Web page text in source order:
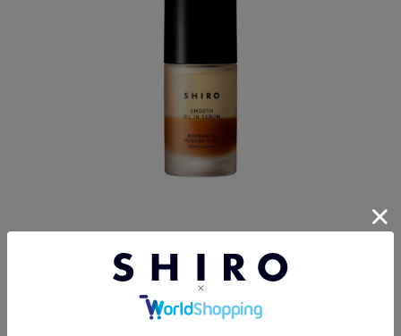
ルバーブハマナスオイルインセラム （30mL）
リニューアル前：8,250円（税込）*1
リニューアル後：8,470円（税込）